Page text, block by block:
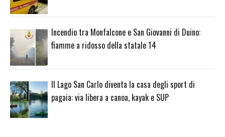
Incendio tra Monfalcone e San Giovanni di Duino:
fiamme a ridosso della statale 14
Il Lago San Carlo diventa la casa degli sport di
pagaia: via libera a canoa, kayak e SUP